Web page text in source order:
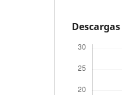
Descargas